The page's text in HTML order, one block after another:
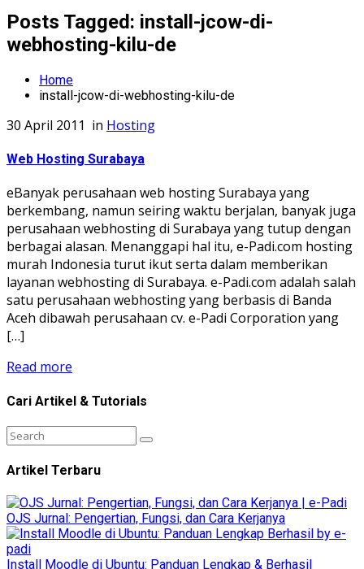
Posts Tagged: install-jcow-di-
webhosting-kilu-de
Home
install-jcow-di-webhosting-kilu-de
30 April 2011 in Hosting
Web Hosting Surabaya
eBanyak perusahaan web hosting Surabaya yang
berkembang, namun seiring waktu berjalan, banyak juga
perusahaan webhosting di Surabaya yang tutup dengan
berbagai alasan. Menanggapi hal itu, e-Padi.com hosting
murah Indonesia turut ikut serta dalam memberikan
layanan webhosting di Surabaya. e-Padi.com adalah salah
satu perusahaan webhosting yang berbasis di Banda
Aceh dibawah perusahaan cv. e-Padi Corporation yang
[…]
Read more
Cari Artikel & Tutorials
Artikel Terbaru
OJS Jurnal: Pengertian, Fungsi, dan Cara Kerjanya
Install Moodle di Ubuntu: Panduan Lengkap & Berhasil